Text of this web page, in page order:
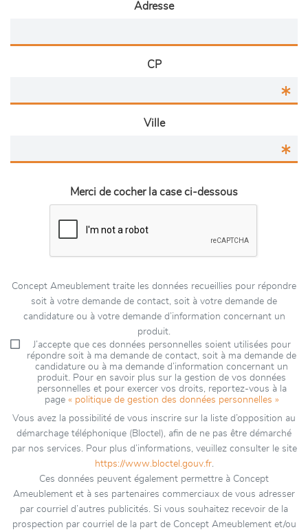
Adresse
CP
Ville
Merci de cocher la case ci-dessous
Concept Ameublement traite les données recueillies pour répondre
soit à votre demande de contact, soit à votre demande de
candidature ou à votre demande d’information concernant un
produit.
J’accepte que ces données personnelles soient utilisées pour
répondre soit à ma demande de contact, soit à ma demande de
candidature ou à ma demande d’information concernant un
produit. Pour en savoir plus sur la gestion de vos données
personnelles et pour exercer vos droits, reportez-vous à la
page « politique de gestion des données personnelles »
Vous avez la possibilité de vous inscrire sur la liste d’opposition au
démarchage téléphonique (Bloctel), afin de ne pas être démarché
par nos services. Pour plus d’informations, veuillez consulter le site
https://www.bloctel.gouv.fr.
Ces données peuvent également permettre à Concept
Ameublement et à ses partenaires commerciaux de vous adresser
par courriel d’autres publicités. Si vous souhaitez recevoir de la
prospection par courriel de la part de Concept Ameublement et/ou